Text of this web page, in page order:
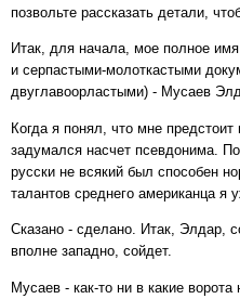
позвольте рассказать детали,
Итак, для начала, мое полное
и серпастыми-молоткастыми
двуглавоорластыми) - Мусаев
Когда я понял, что мне
задумался насчет псевдонима.
русски не всякий был способен
талантов среднего американца я
Сказано - сделано. Итак, Элдар,
вполне западно, сойдет.
Мусаев - как-то ни в какие